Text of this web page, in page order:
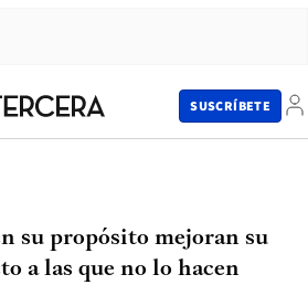
SUSCRÍBETE
su propósito mejoran su
a las que no lo hacen